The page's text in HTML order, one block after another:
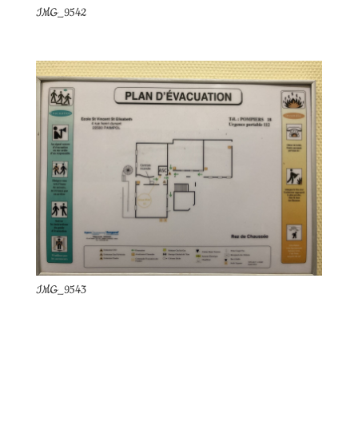
IMG_9542
IMG_9543